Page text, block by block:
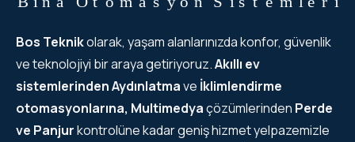
Bos Teknikolarak, yaşam alanlarınızda konfor, güvenlik
ve teknolojiyi bir araya getiriyoruz.Akıllı ev
sistemlerindenAydınlatmave İklimlendirme
otomasyonlarına, Multimedyaçözümlerinden Perde
ve Panjurkontrolüne kadar geniş hizmet yelpazemizle